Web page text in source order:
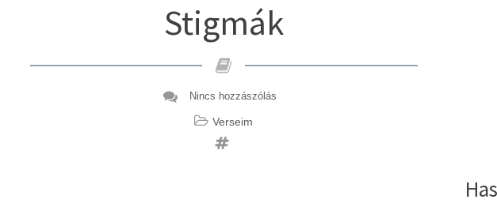
Stigmák
Nincs hozzászólás
Verseim